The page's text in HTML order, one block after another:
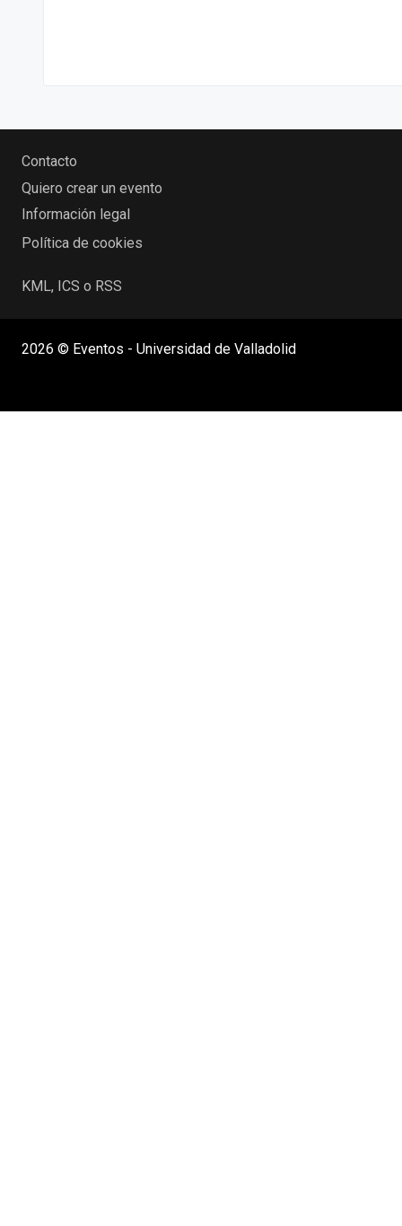
Contacto
Quiero crear un evento
Información legal
Política de cookies
KML, ICS o RSS
2026 © Eventos - Universidad de Valladolid